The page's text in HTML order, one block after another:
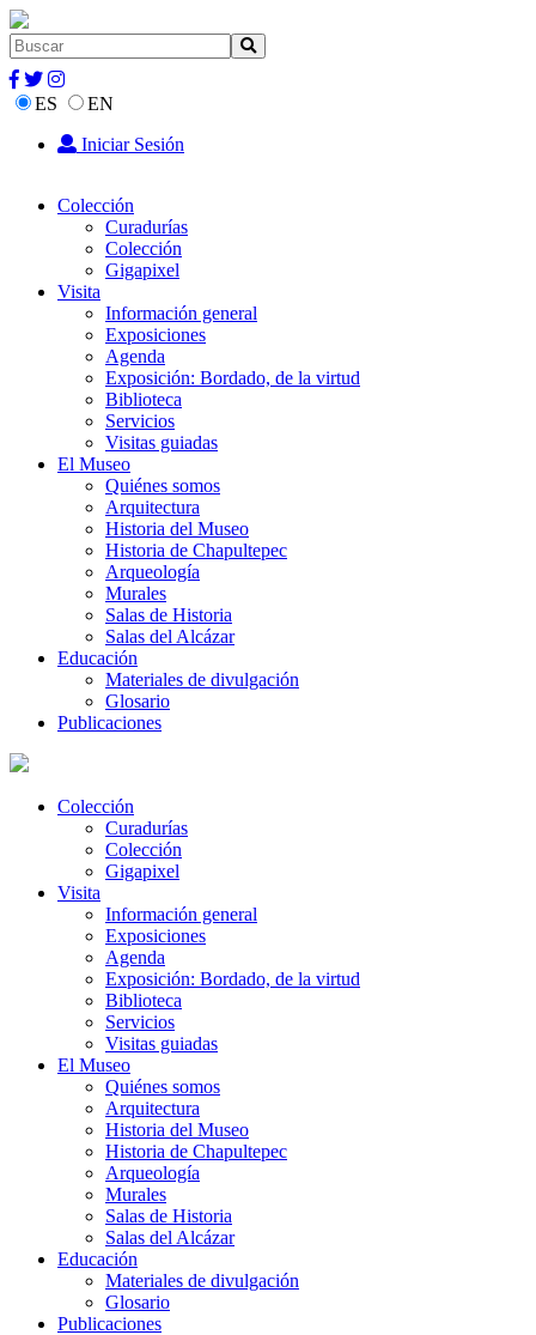
ES
EN
Iniciar Sesión
Colección
Curadurías
Colección
Gigapixel
Visita
Información general
Exposiciones
Agenda
Exposición: Bordado, de la virtud
Biblioteca
Servicios
Visitas guiadas
El Museo
Quiénes somos
Arquitectura
Historia del Museo
Historia de Chapultepec
Arqueología
Murales
Salas de Historia
Salas del Alcázar
Educación
Materiales de divulgación
Glosario
Publicaciones
Colección
Curadurías
Colección
Gigapixel
Visita
Información general
Exposiciones
Agenda
Exposición: Bordado, de la virtud
Biblioteca
Servicios
Visitas guiadas
El Museo
Quiénes somos
Arquitectura
Historia del Museo
Historia de Chapultepec
Arqueología
Murales
Salas de Historia
Salas del Alcázar
Educación
Materiales de divulgación
Glosario
Publicaciones